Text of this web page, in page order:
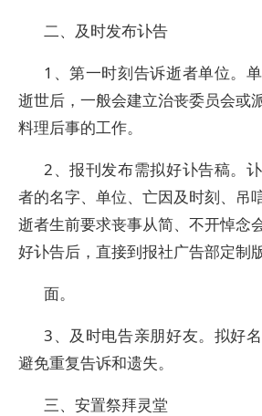
二、及时发布讣告
1、第一时刻告诉逝者单位。
逝世后，一般会建立治丧委员会或
料理后事的工作。
2、报刊发布需拟好讣告稿。
者的名字、单位、亡因及时刻、吊
逝者生前要求丧事从简、不开悼念
好讣告后，直接到报社广告部定制
面。
3、及时电告亲朋好友。拟好
避免重复告诉和遗失。
三、安置祭拜灵堂